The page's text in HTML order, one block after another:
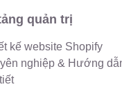
quản trị
kế website Shopify
nghiệp & Hướng